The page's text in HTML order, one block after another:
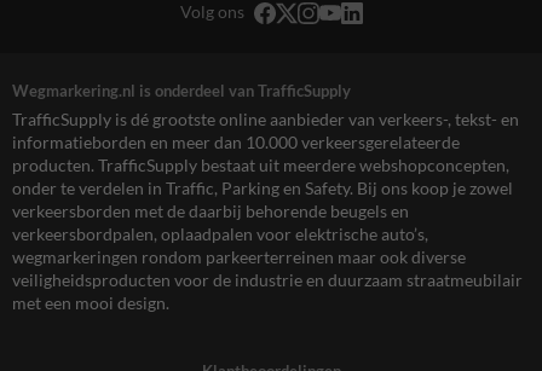
Volg ons
Wegmarkering.nl is onderdeel van TrafficSupply
TrafficSupply is dé grootste online aanbieder van verkeers-, tekst- en
informatieborden en meer dan 10.000 verkeersgerelateerde
producten. TrafficSupply bestaat uit meerdere webshopconcepten,
onder te verdelen in Traffic, Parking en Safety. Bij ons koop je zowel
verkeersborden met de daarbij behorende beugels en
verkeersbordpalen, oplaadpalen voor elektrische auto’s,
wegmarkeringen rondom parkeerterreinen maar ook diverse
veiligheidsproducten voor de industrie en duurzaam straatmeubilair
met een mooi design.